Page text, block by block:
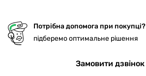
Потрібна допомога при покупці?
підберемо оптимальне рішення
Замовити дзвінок